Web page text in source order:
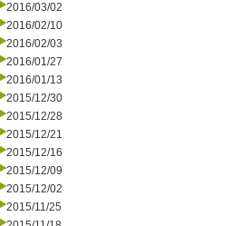
2016/03/02
2016/02/10
2016/02/03
2016/01/27
2016/01/13
2015/12/30
2015/12/28
2015/12/21
2015/12/16
2015/12/09
2015/12/02
2015/11/25